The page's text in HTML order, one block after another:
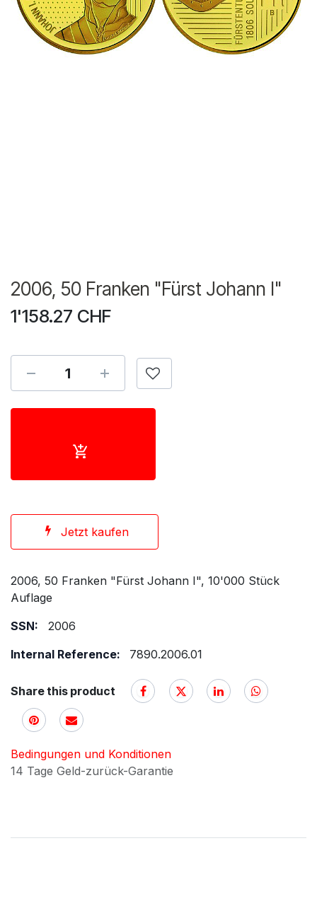
2006, 50 Franken "Fürst Johann I"
1'158.27 CHF
Jetzt kaufen
2006, 50 Franken "Fürst Johann I", 10'000 Stück
Auflage
SSN:
2006
Internal Reference:
7890.2006.01
Share this product
Bedingungen und Konditionen
14 Tage Geld-zurück-Garantie